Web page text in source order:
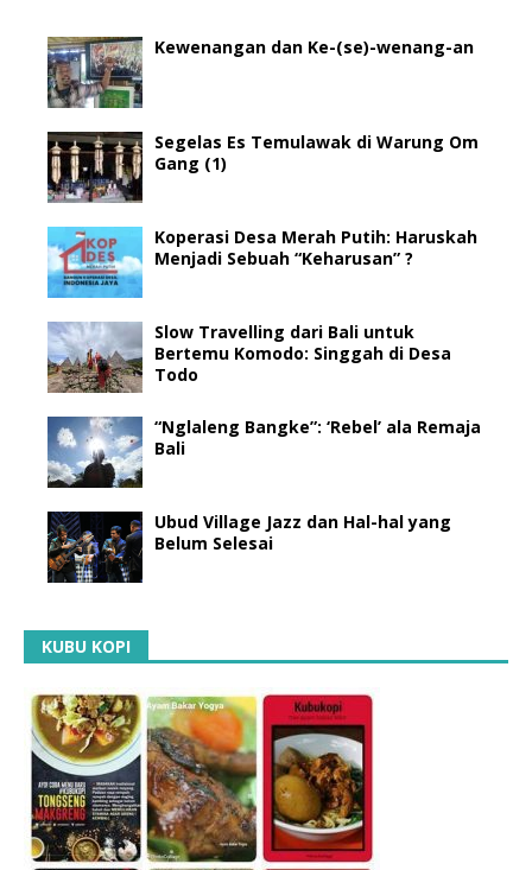
Kewenangan dan Ke-(se)-wenang-an
Segelas Es Temulawak di Warung Om
Gang (1)
Koperasi Desa Merah Putih: Haruskah
Menjadi Sebuah “Keharusan” ?
Slow Travelling dari Bali untuk
Bertemu Komodo: Singgah di Desa
Todo
“Nglaleng Bangke”: ‘Rebel’ ala Remaja
Bali
Ubud Village Jazz dan Hal-hal yang
Belum Selesai
KUBU KOPI